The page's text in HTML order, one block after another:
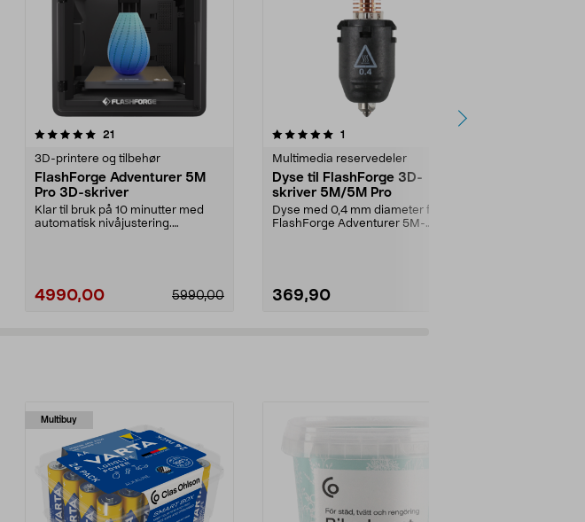
21
3D-printere og tilbehør
FlashForge Adventurer 5M
Pro 3D-skriver
Klar til bruk på 10 minutter med
automatisk nivåjustering.
4990,00 5990,00
5.0 av 5 stjerner 1
Multimedia reservedeler
Dyse til FlashForge 3D-
skriver 5M/5M Pro
Dyse med 0,4 mm diameter for
FlashForge Adventurer 5M-
369,90
4.5 av 5 stjerner
Multibuy